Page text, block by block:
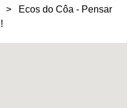
>
Ecos do Côa - Pensar